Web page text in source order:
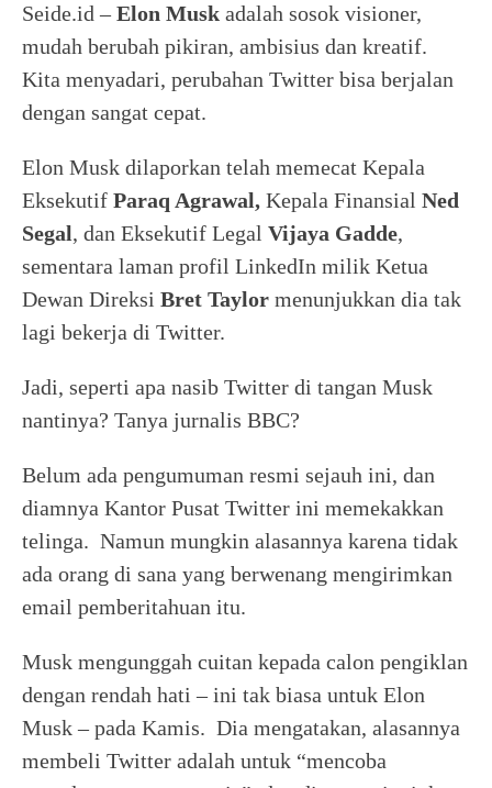
Seide.id –Elon Musk adalah sosok visioner,
mudah berubah pikiran, ambisius dan kreatif.
Kita menyadari, perubahan Twitter bisa berjalan
dengan sangat cepat.
Elon Musk dilaporkan telah memecat Kepala
Eksekutif Paraq Agrawal, Kepala Finansial Ned
Segal, dan Eksekutif Legal Vijaya Gadde,
sementara laman profil LinkedIn milik Ketua
Dewan Direksi Bret Taylor menunjukkan dia tak
lagi bekerja di Twitter.
Jadi, seperti apa nasib Twitter di tangan Musk
nantinya? Tanya jurnalis BBC?
Belum ada pengumuman resmi sejauh ini, dan
diamnya Kantor Pusat Twitter ini memekakkan
telinga. Namun mungkin alasannya karena tidak
ada orang di sana yang berwenang mengirimkan
email pemberitahuan itu.
Musk mengunggah cuitan kepada calon pengiklan
dengan rendah hati – ini tak biasa untuk Elon
Musk – pada Kamis. Dia mengatakan, alasannya
membeli Twitter adalah untuk “mencoba